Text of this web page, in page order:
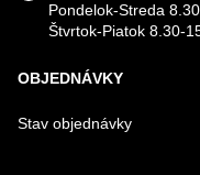
Pondelok-Streda
Štvrtok-Piatok 8.30-
OBJEDNÁVKY
Stav objednávky